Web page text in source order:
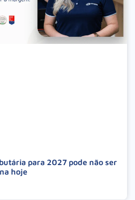
para 2027 pode não ser
hoje